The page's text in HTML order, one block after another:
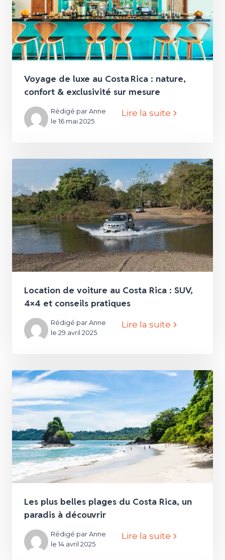
Voyage de luxe au Costa Rica : nature,
confort & exclusivité sur mesure
Rédigé par Anne
le 16 mai 2025
Lire la suite
Location de voiture au Costa Rica : SUV,
4×4 et conseils pratiques
Rédigé par Anne
le 29 avril 2025
Lire la suite
Les plus belles plages du Costa Rica, un
paradis à découvrir
Rédigé par Anne
le 14 avril 2025
Lire la suite